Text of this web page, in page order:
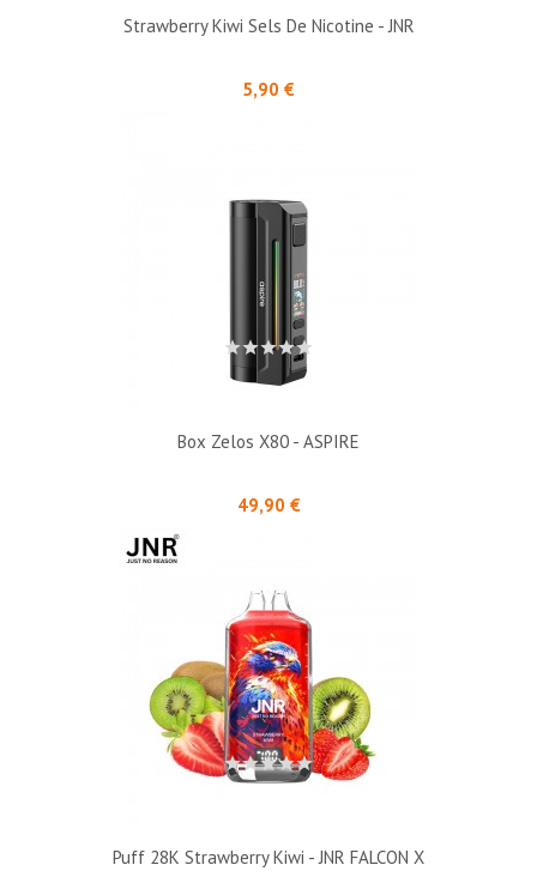
Strawberry Kiwi Sels De Nicotine - JNR
5,90 €
Box Zelos X80 - ASPIRE
49,90 €Prix
Puff 28K Strawberry Kiwi - JNR FALCON X